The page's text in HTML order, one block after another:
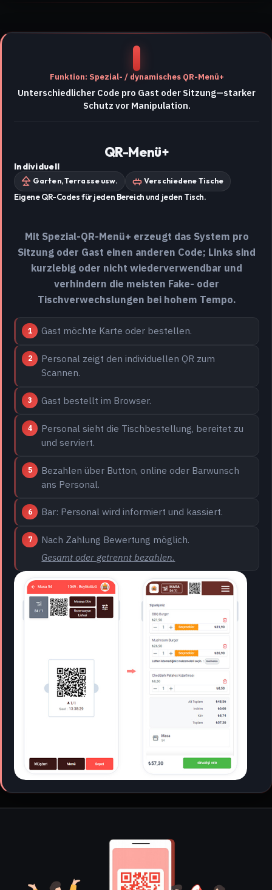
Funktion: Spezial- / dynamisches QR-Menü+
Unterschiedlicher Code pro Gast oder Sitzung—starker
Schutz vor Manipulation.
QR-Menü+
Individuell
Garten, Terrasse usw. Verschiedene Tische
Eigene QR-Codes für jeden Bereich und jeden Tisch.
Mit Spezial-QR-Menü+ erzeugt das System pro
Sitzung oder Gast einen anderen Code; Links sind
kurzlebig oder nicht wiederverwendbar und
verhindern die meisten Fake- oder
Tischverwechslungen bei hohem Tempo.
Gast möchte Karte oder bestellen.
Personal zeigt den individuellen QR zum
Scannen.
Gast bestellt im Browser.
Personal sieht die Tischbestellung, bereitet zu
und serviert.
Bezahlen über Button, online oder Barwunsch
ans Personal.
Bar: Personal wird informiert und kassiert.
Nach Zahlung Bewertung möglich.
Gesamt oder getrennt bezahlen.